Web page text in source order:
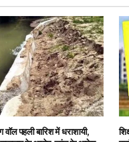
वॉल पहली बारिश में धराशायी,